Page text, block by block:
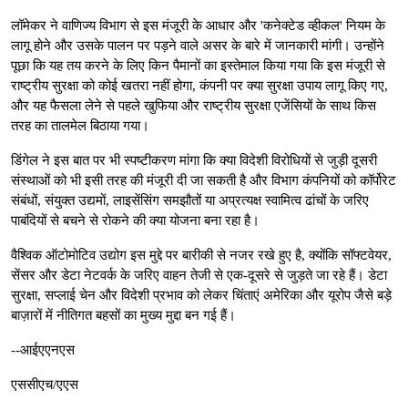
लॉमेकर ने वाणिज्य विभाग से इस मंजूरी के आधार और 'कनेक्टेड व्हीकल' नियम के
लागू होने और उसके पालन पर पड़ने वाले असर के बारे में जानकारी मांगी। उन्होंने
पूछा कि यह तय करने के लिए किन पैमानों का इस्तेमाल किया गया कि इस मंजूरी से
राष्ट्रीय सुरक्षा को कोई खतरा नहीं होगा, कंपनी पर क्या सुरक्षा उपाय लागू किए गए,
और यह फैसला लेने से पहले खुफिया और राष्ट्रीय सुरक्षा एजेंसियों के साथ किस
तरह का तालमेल बिठाया गया।
डिंगेल ने इस बात पर भी स्पष्टीकरण मांगा कि क्या विदेशी विरोधियों से जुड़ी दूसरी
संस्थाओं को भी इसी तरह की मंजूरी दी जा सकती है और विभाग कंपनियों को कॉर्पोरेट
संबंधों, संयुक्त उद्यमों, लाइसेंसिंग समझौतों या अप्रत्यक्ष स्वामित्व ढांचों के जरिए
पाबंदियों से बचने से रोकने की क्या योजना बना रहा है।
वैश्विक ऑटोमोटिव उद्योग इस मुद्दे पर बारीकी से नजर रखे हुए है, क्योंकि सॉफ्टवेयर,
सेंसर और डेटा नेटवर्क के जरिए वाहन तेजी से एक-दूसरे से जुड़ते जा रहे हैं। डेटा
सुरक्षा, सप्लाई चेन और विदेशी प्रभाव को लेकर चिंताएं अमेरिका और यूरोप जैसे बड़े
बाज़ारों में नीतिगत बहसों का मुख्य मुद्दा बन गई हैं।
--आईएएनएस
एससीएच/एएस